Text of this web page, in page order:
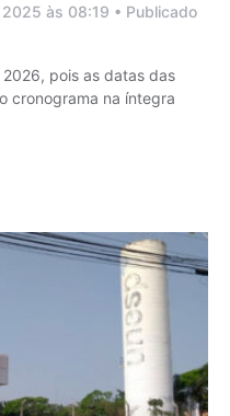
às 08:19 • Publicado
pois as datas das
cronograma na íntegra